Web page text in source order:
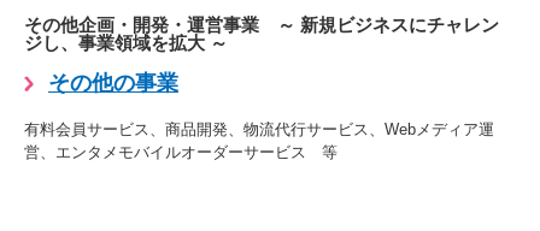
その他企画・開発・運営事業 ～ 新規ビジネスにチャレン
ジし、事業領域を拡大 ～
その他の事業
有料会員サービス、商品開発、物流代行サービス、Webメディア運
営、エンタメモバイルオーダーサービス 等